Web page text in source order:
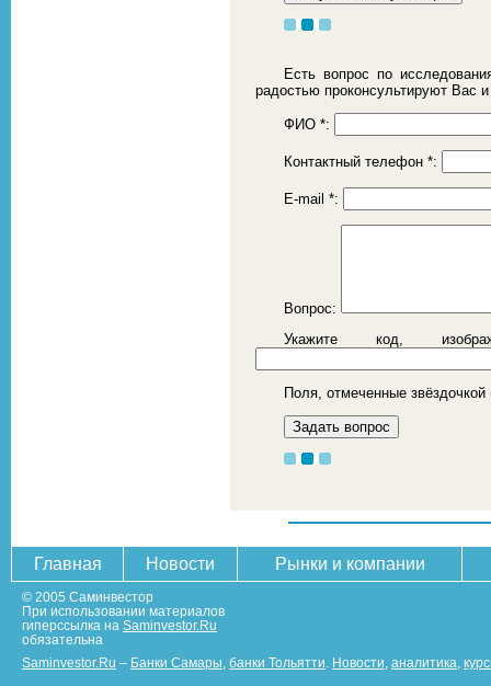
Есть вопрос по
радостью проконсультируют Вас
ФИО *:
Контактный телефон *:
E-mail *:
Вопрос:
Укажите код,
Поля, отмеченные звёздочкой
Главная Новости Рынки и компании
© 2005 Саминвестор
При использовании материалов
гиперссылка на Saminvestor.Ru
обязательна
Saminvestor.Ru – Банки Самары банки Тольятти Новости аналитика